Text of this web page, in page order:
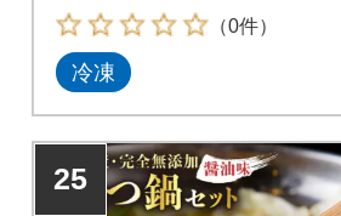
番気になるのは【もつ】九州
産の生の牛もつを最短ルート
で新鮮な状態で仕入れ、長年
急速冷凍技術により、ぷりっ
ぷりで甘い極上のもつに仕上
がっております。
（0件）
冷凍
25